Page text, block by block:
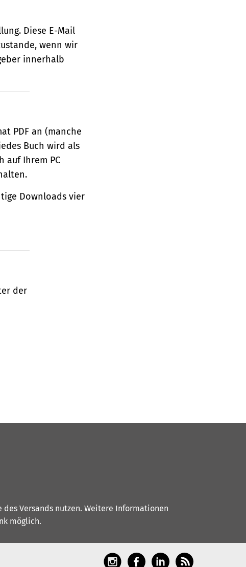
Diese E-Mail
wenn wir
innerhalb
PDF an (manche
Buch wird als
auf Ihrem PC
Downloads vier
der
Versands nutzen. Weitere Informationen
möglich.